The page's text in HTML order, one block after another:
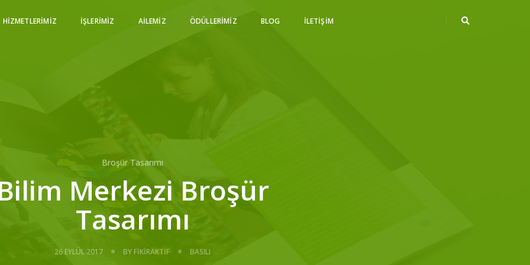
HIZMETLERIMIZ İŞLERIMIZ AILEMIZ ÖDÜLLERIMIZ BLOG İLETIŞIM
Broşür Tasarımı
Merkezi Broşür
Tasarımı
26 EYLÜL 2017 BY FIKIRAKTIF BASILI